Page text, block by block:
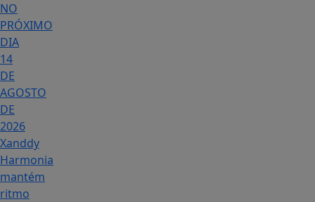
NO
PRÓXIMO
DIA
14
DE
AGOSTO
DE
2026
Xanddy
Harmonia
mantém
ritmo